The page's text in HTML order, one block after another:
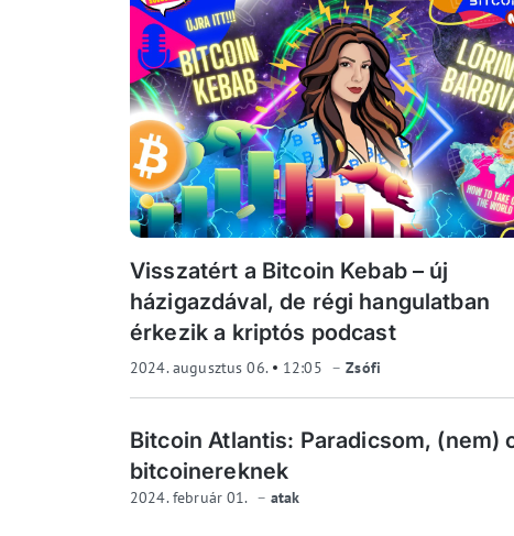
Visszatért a Bitcoin Kebab – új
házigazdával, de régi hangulatban
érkezik a kriptós podcast
2024. augusztus 06. 12:05 Zsófi
Bitcoin Atlantis: Paradicsom, (nem)
bitcoinereknek
2024. február 01. atak